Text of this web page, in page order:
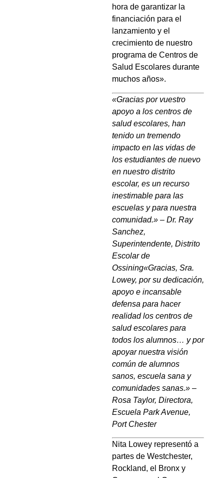
hora de garantizar la
financiación para el
lanzamiento y el
crecimiento de nuestro
programa de Centros de
Salud Escolares durante
muchos años».
«Gracias por vuestro
apoyo a los centros de
salud escolares, han
tenido un tremendo
impacto en las vidas de
los estudiantes de nuevo
en nuestro distrito
escolar, es un recurso
inestimable para las
escuelas y para nuestra
comunidad.» – Dr. Ray
Sanchez,
Superintendente, Distrito
Escolar de
Ossining«Gracias, Sra.
Lowey, por su dedicación,
apoyo e incansable
defensa para hacer
realidad los centros de
salud escolares para
todos los alumnos… y por
apoyar nuestra visión
común de alumnos
sanos, escuela sana y
comunidades sanas.» –
Rosa Taylor, Directora,
Escuela Park Avenue,
Port Chester
Nita Lowey representó a
partes de Westchester,
Rockland, el Bronx y